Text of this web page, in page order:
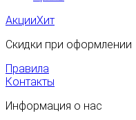
АкцииХит
Скидки при оформлении
Правила
Контакты
Информация о нас